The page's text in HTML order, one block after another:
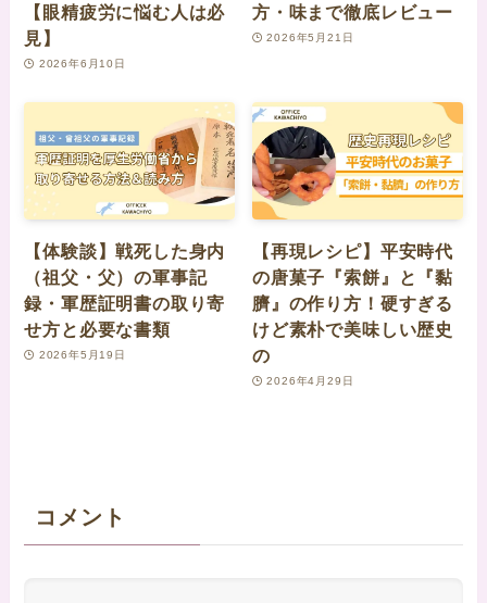
【眼精疲労に悩む人は必
見】
2026年6月10日
方・味まで徹底レビュー
2026年5月21日
【体験談】戦死した身内
（祖父・父）の軍事記
録・軍歴証明書の取り寄
せ方と必要な書類
2026年5月19日
【再現レシピ】平安時代
の唐菓子『索餅』と『黏
臍』の作り方！硬すぎる
けど素朴で美味しい歴史
の
2026年4月29日
コメント